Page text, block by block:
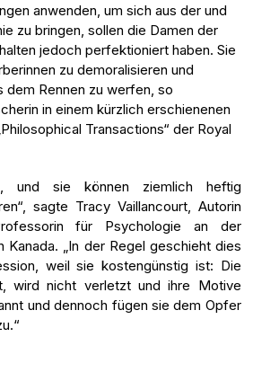
anwenden, um sich aus der und
zu bringen, sollen die Damen der
jedoch perfektioniert haben. Sie
zu demoralisieren und
dem Rennen zu werfen, so
in einem kürzlich erschienenen
Transactions“ der Royal
und sie können ziemlich heftig
sagte Tracy Vaillancourt, Autorin
für Psychologie an der
Kanada. „In der Regel geschieht dies
weil sie kostengünstig ist: Die
wird nicht verletzt und ihre Motive
und dennoch fügen sie dem Opfer